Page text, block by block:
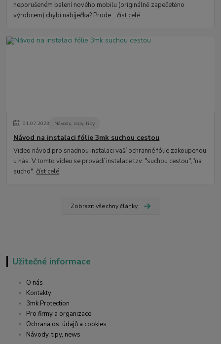
neporušeném balení nového mobilu (originálně zapečetěno
výrobcem) chybí nabíječka? Prode...číst celé
01.07.2023 Návody, rady, tipy
Návod na instalaci fólie 3mk suchou cestou
Video návod pro snadnou instalaci vaší ochranné fólie zakoupenou
u nás. V tomto videu se provádí instalace tzv. "suchou cestou","na
sucho".číst celé
Zobrazit všechny články
Užitečné informace
O nás
Kontakty
3mk Protection
Pro firmy a organizace
Ochrana os. údajů a cookies
Návody, tipy, news